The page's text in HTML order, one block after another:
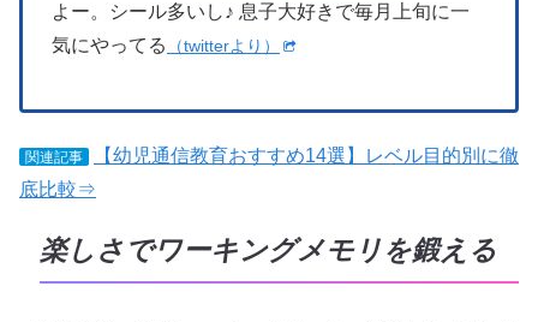
よー。シール多いし♪ 息子大好きで毎月上旬に一
気にやってる
（twitterより）
関連記事
【幼児通信教育おすすめ14選】レベル目的別に徹
底比較⇒
楽しさでワーキングメモリを鍛える